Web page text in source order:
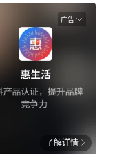
广告
了解详情